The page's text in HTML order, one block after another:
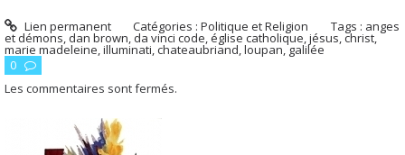
Lien permanent Catégories :Politique et Religion Tags : anges
et démons, dan brown, da vinci code,église catholique,jésus,christ,
marie madeleine,illuminati,chateaubriand,loupan,galilée
0
Les commentaires sont fermés.